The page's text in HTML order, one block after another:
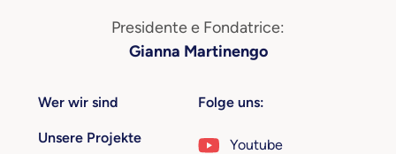
Presidente e Fondatrice:
Gianna Martinengo
Wer wir sind
Unsere Projekte
Folge uns:
Youtube